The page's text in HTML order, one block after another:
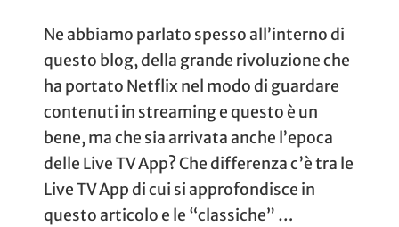
Ne abbiamo parlato spesso all’interno di
questo blog, della grande rivoluzione che
ha portato Netflix nel modo di guardare
contenuti in streaming e questo è un
bene, ma che sia arrivata anche l’epoca
delle Live TV App? Che differenza c’è tra le
Live TV App di cui si approfondisce in
questo articolo e le “classiche” …